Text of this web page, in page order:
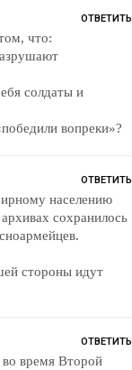
что:
солдаты и
вопреки»?
ОТВЕТИТЬ
населению
сохранилось
стороны идут
ОТВЕТИТЬ
время Второй
ОТВЕТИТЬ